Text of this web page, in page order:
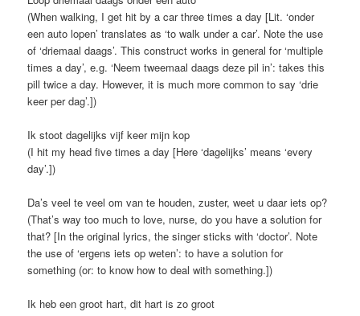
(When walking, I get hit by a car three times a day [Lit. ‘onder
een auto lopen’ translates as ‘to walk under a car’. Note the use
of ‘driemaal daags’. This construct works in general for ‘multiple
times a day’, e.g. ‘Neem tweemaal daags deze pil in’: takes this
pill twice a day. However, it is much more common to say ‘drie
keer per dag’.])
Ik stoot dagelijks vijf keer mijn kop
(I hit my head five times a day [Here ‘dagelijks’ means ‘every
day’.])
Da’s veel te veel om van te houden, zuster, weet u daar iets op?
(That’s way too much to love, nurse, do you have a solution for
that? [In the original lyrics, the singer sticks with ‘doctor’. Note
the use of ‘ergens iets op weten’: to have a solution for
something (or: to know how to deal with something.])
Ik heb een groot hart, dit hart is zo groot